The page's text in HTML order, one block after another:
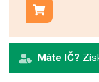
Přidat do
Máte IČ?